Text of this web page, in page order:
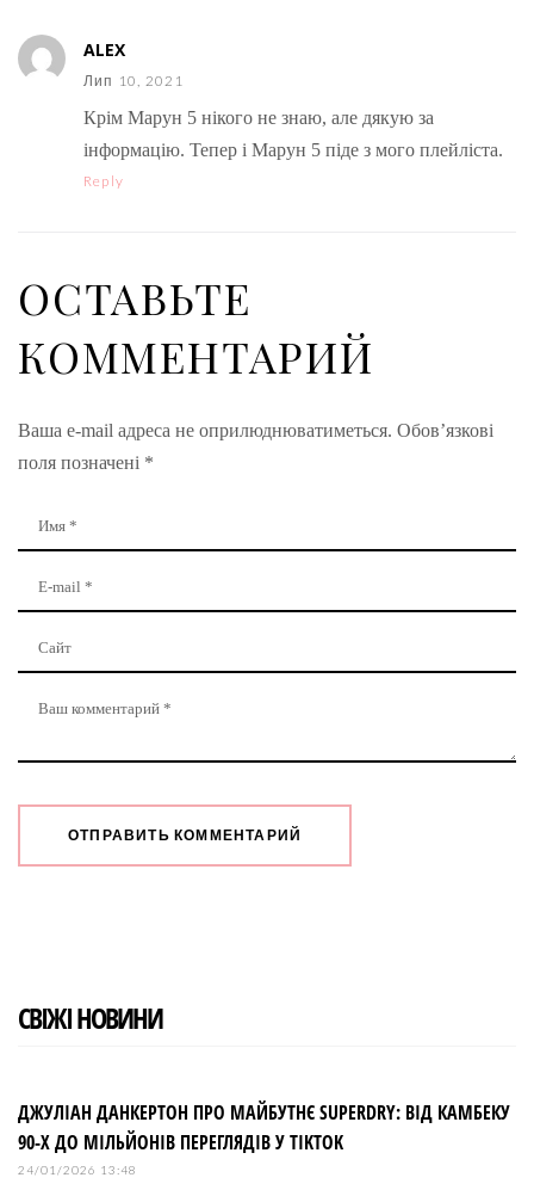
ALEX
Лип 10, 2021
Крім Марун 5 нікого не знаю, але дякую за
інформацію. Тепер і Марун 5 піде з мого плейліста.
Reply
ОСТАВЬТЕ
КОММЕНТАРИЙ
Ваша e-mail адреса не оприлюднюватиметься. Обов’язкові
поля позначені *
СВІЖІ НОВИНИ
ДЖУЛІАН ДАНКЕРТОН ПРО МАЙБУТНЄ SUPERDRY: ВІД КАМБЕКУ
90-Х ДО МІЛЬЙОНІВ ПЕРЕГЛЯДІВ У TIKTOK
24/01/2026 13:48